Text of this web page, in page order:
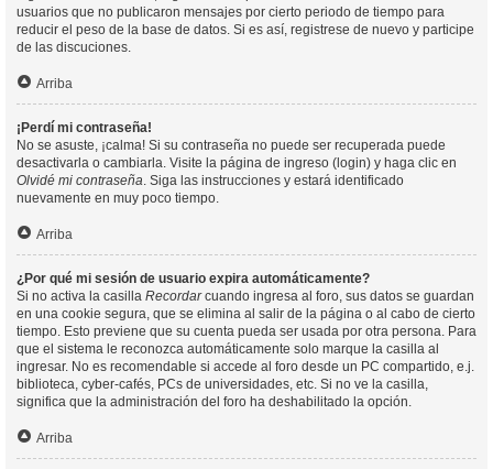
usuarios que no publicaron mensajes por cierto periodo de tiempo para
reducir el peso de la base de datos. Si es así, registrese de nuevo y participe
de las discuciones.
Arriba
¡Perdí mi contraseña!
No se asuste, ¡calma! Si su contraseña no puede ser recuperada puede
desactivarla o cambiarla. Visite la página de ingreso (login) y haga clic en
Olvidé mi contraseña. Siga las instrucciones y estará identificado
nuevamente en muy poco tiempo.
Arriba
¿Por qué mi sesión de usuario expira automáticamente?
Si no activa la casilla Recordarcuando ingresa al foro, sus datos se guardan
en una cookie segura, que se elimina al salir de la página o al cabo de cierto
tiempo. Esto previene que su cuenta pueda ser usada por otra persona. Para
que el sistema le reconozca automáticamente solo marque la casilla al
ingresar. No es recomendable si accede al foro desde un PC compartido, e.j.
biblioteca, cyber-cafés, PCs de universidades, etc. Si no ve la casilla,
significa que la administración del foro ha deshabilitado la opción.
Arriba